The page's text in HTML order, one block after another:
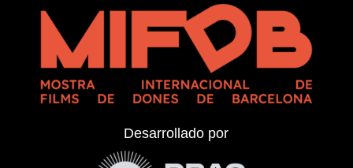
Desarrollado por